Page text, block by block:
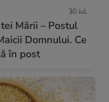
30 iul.
Mării – Postul
Domnului. Ce
în post